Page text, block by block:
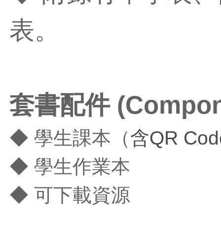
表。
套書配件
◆ 學生課本（含QR
◆ 學生作業本
◆ 可下載資源